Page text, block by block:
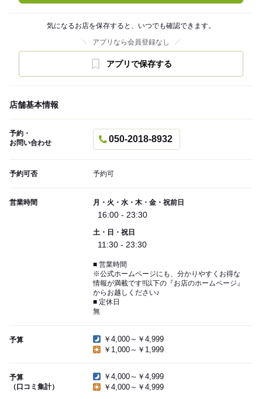
気になるお店を保存すると、いつでも確認できます。
アプリなら会員登録なし
アプリで保存する
店舗基本情報
予約・
お問い合わせ
050-2018-8932
予約可否 予約可
営業時間 月・火・水・木・金・祝前日
16:00 - 23:30
土・日・祝日
11:30 - 23:30
■ 営業時間
※公式ホームページにも、分かりやすくお得な
情報が満載です!!以下の『お店のホームページ』
からお越しください♪
■ 定休日
無
予算
￥4,000～￥4,999
￥1,000～￥1,999
予算
（口コミ集計）
￥4,000～￥4,999
￥4,000～￥4,999